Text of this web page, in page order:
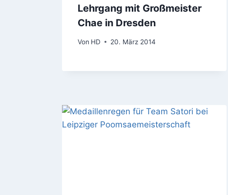
Lehrgang mit Großmeister
Chae in Dresden
Von HD 20. März 2014